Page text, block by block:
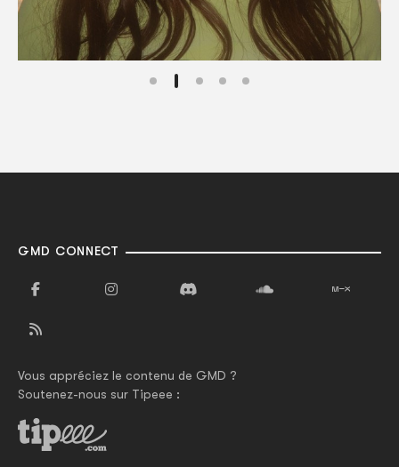
GMD CONNECT
Vous appréciez le contenu de GMD ?
Soutenez-nous sur Tipeee :